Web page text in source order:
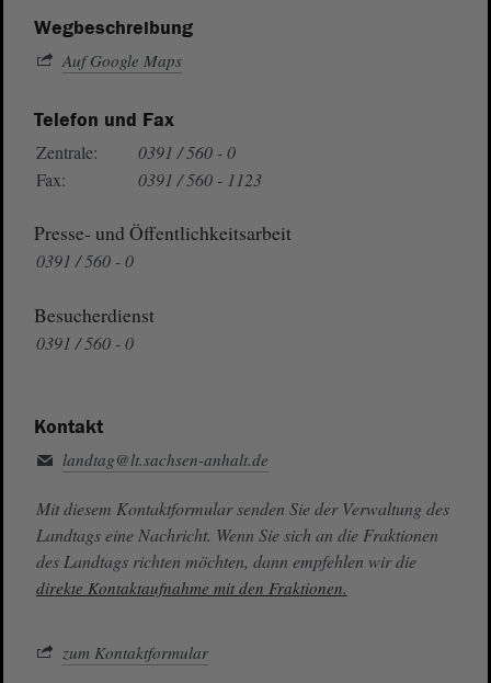
Wegbeschreibung
Auf Google Maps
Telefon und Fax
Zentrale:
0391 / 560 - 0
Fax:
0391 / 560 - 1123
Presse- und Öffentlichkeitsarbeit
0391 / 560 - 0
Besucherdienst
0391 / 560 - 0
Kontakt
landtag@lt.sachsen-anhalt.de
Mit diesem Kontaktformular senden Sie der Verwaltung des
Landtags eine Nachricht. Wenn Sie sich an die Fraktionen
des Landtags richten möchten, dann empfehlen wir die
direkte Kontaktaufnahme mit den Fraktionen.
zum Kontaktformular